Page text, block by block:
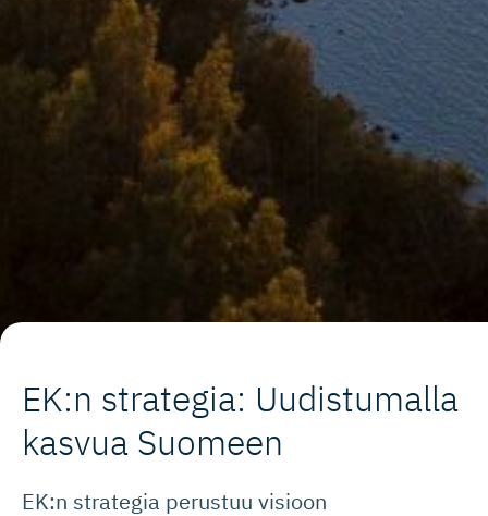
EK:n strategia: Uudistumalla
kasvua Suomeen
EK:n strategia perustuu visioon